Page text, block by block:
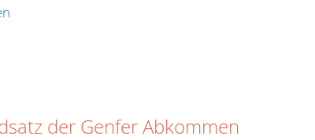
der Genfer Abkommen